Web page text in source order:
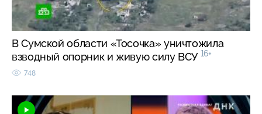
В Сумской области «Тосочка» уничтожила
взводный опорник и живую силу ВСУ 16+
748